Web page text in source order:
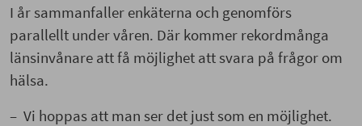
I år sammanfaller enkäterna och genomförs
parallellt under våren. Där kommer rekordmånga
länsinvånare att få möjlighet att svara på frågor om
hälsa.
– Vi hoppas att man ser det just som en möjlighet.